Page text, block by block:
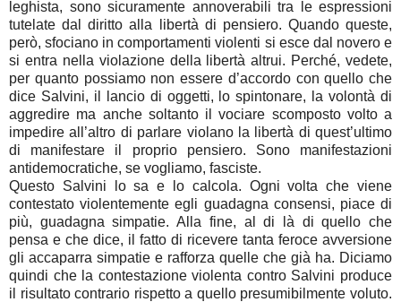
leghista, sono sicuramente annoverabili tra le espressioni
tutelate dal diritto alla libertà di pensiero. Quando queste,
però, sfociano in comportamenti violenti si esce dal novero e
si entra nella violazione della libertà altrui. Perché, vedete,
per quanto possiamo non essere d’accordo con quello che
dice Salvini, il lancio di oggetti, lo spintonare, la volontà di
aggredire ma anche soltanto il vociare scomposto volto a
impedire all’altro di parlare violano la libertà di quest’ultimo
di manifestare il proprio pensiero. Sono manifestazioni
antidemocratiche, se vogliamo, fasciste.
Questo Salvini lo sa e lo calcola. Ogni volta che viene
contestato violentemente egli guadagna consensi, piace di
più, guadagna simpatie. Alla fine, al di là di quello che
pensa e che dice, il fatto di ricevere tanta feroce avversione
gli accaparra simpatie e rafforza quelle che già ha. Diciamo
quindi che la contestazione violenta contro Salvini produce
il risultato contrario rispetto a quello presumibilmente voluto.